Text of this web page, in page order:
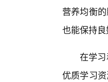
营养均衡
也能保持良
在学
优质学习